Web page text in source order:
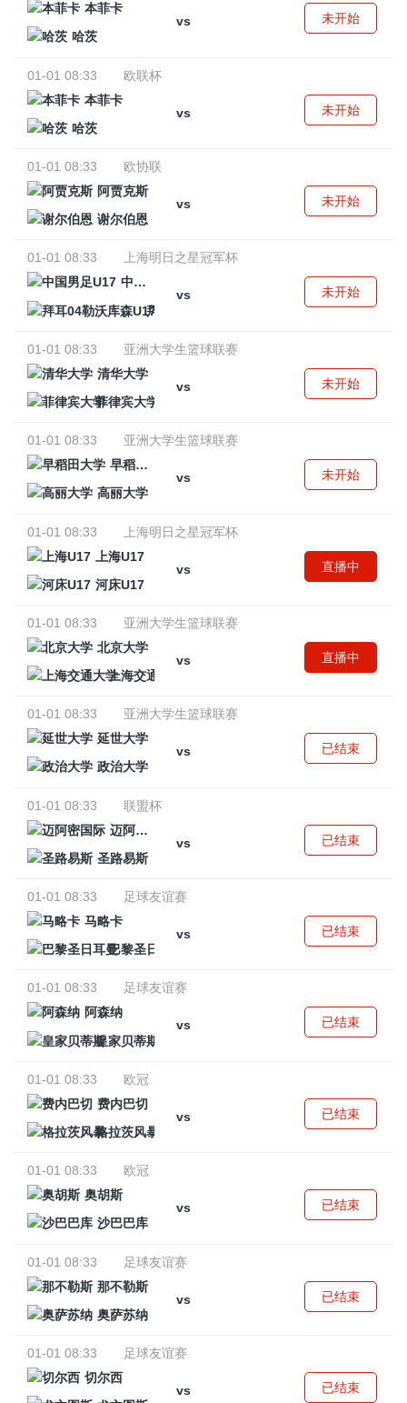
本菲卡
vs
哈茨
未开始
01-01 08:33
欧联杯
本菲卡
vs
哈茨
未开始
01-01 08:33
欧协联
阿贾克斯
vs
谢尔伯恩
未开始
01-01 08:33
上海明日之星冠军杯
中国男足U17
vs
拜耳04勒沃库森U17
未开始
01-01 08:33
亚洲大学生篮球联赛
清华大学
vs
菲律宾大学
未开始
01-01 08:33
亚洲大学生篮球联赛
早稻田大学
vs
高丽大学
未开始
01-01 08:33
上海明日之星冠军杯
上海U17
vs
河床U17
直播中
01-01 08:33
亚洲大学生篮球联赛
北京大学
vs
上海交通大学
直播中
01-01 08:33
亚洲大学生篮球联赛
延世大学
vs
政治大学
已结束
01-01 08:33
联盟杯
迈阿密国际
vs
圣路易斯
已结束
01-01 08:33
足球友谊赛
马略卡
vs
巴黎圣日耳曼
已结束
01-01 08:33
足球友谊赛
阿森纳
vs
皇家贝蒂斯
已结束
01-01 08:33
欧冠
费内巴切
vs
格拉茨风暴
已结束
01-01 08:33
欧冠
奥胡斯
vs
沙巴巴库
已结束
01-01 08:33
足球友谊赛
那不勒斯
vs
奥萨苏纳
已结束
01-01 08:33
足球友谊赛
切尔西
vs
已结束